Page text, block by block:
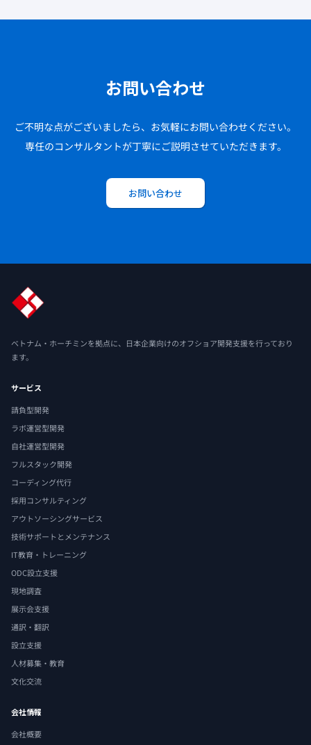
お問い合わせ
ご不明な点がございましたら、お気軽にお問い合わせください。
専任のコンサルタントが丁寧にご説明させていただきます。
お問い合わせ
ベトナム・ホーチミンを拠点に、日本企業向けのオフショア開発支援を行っており
ます。
サービス
請負型開発
ラボ運営型開発
自社運営型開発
フルスタック開発
コーディング代行
採用コンサルティング
アウトソーシングサービス
技術サポートとメンテナンス
IT教育・トレーニング
ODC設立支援
現地調査
展示会支援
通訳・翻訳
設立支援
人材募集・教育
文化交流
会社情報
会社概要